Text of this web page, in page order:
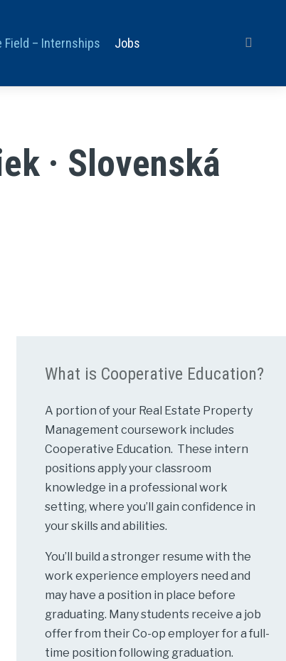
Field – Internships Jobs
· Slovenská
What is Cooperative Education?
A portion of your Real Estate Property
Management coursework includes
Cooperative Education. These intern
positions apply your classroom
knowledge in a professional work
setting, where you’ll gain confidence in
your skills and abilities.
You’ll build a stronger resume with the
work experience employers need and
may have a position in place before
graduating. Many students receive a job
offer from their Co-op employer for a full-
time position following graduation.